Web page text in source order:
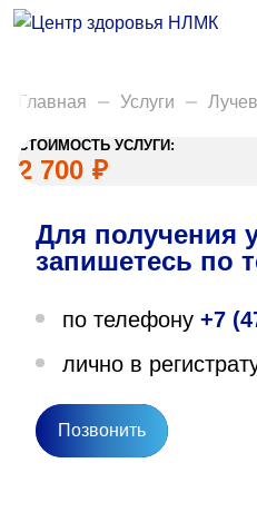
Анализы
Акции
Пациентам
Вакансии
О нас
Направления деятельности
Главная Услуги
СТОИМОСТЬ УСЛУГИ:
2 700 ₽
Для получения
запишетесь по
по телефону +7
лично в
Позвонить